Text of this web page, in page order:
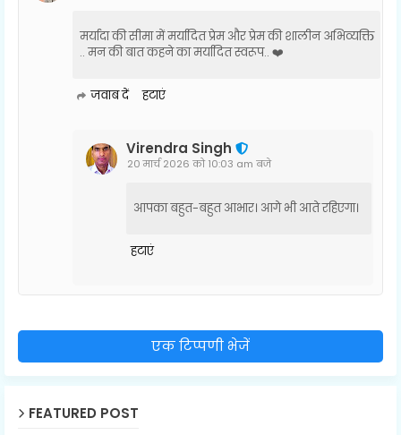
मर्यादा की सीमा में मर्यादित प्रेम और प्रेम की शालीन अभिव्यक्ति
.. मन की बात कहने का मर्यादित स्वरूप.. ❤️
जवाब दें हटाएं
Virendra Singh
20 मार्च 2026 को 10:03 am बजे
आपका बहुत-बहुत आभार। आगे भी आते रहिएगा।
हटाएं
एक टिप्पणी भेजें
FEATURED POST